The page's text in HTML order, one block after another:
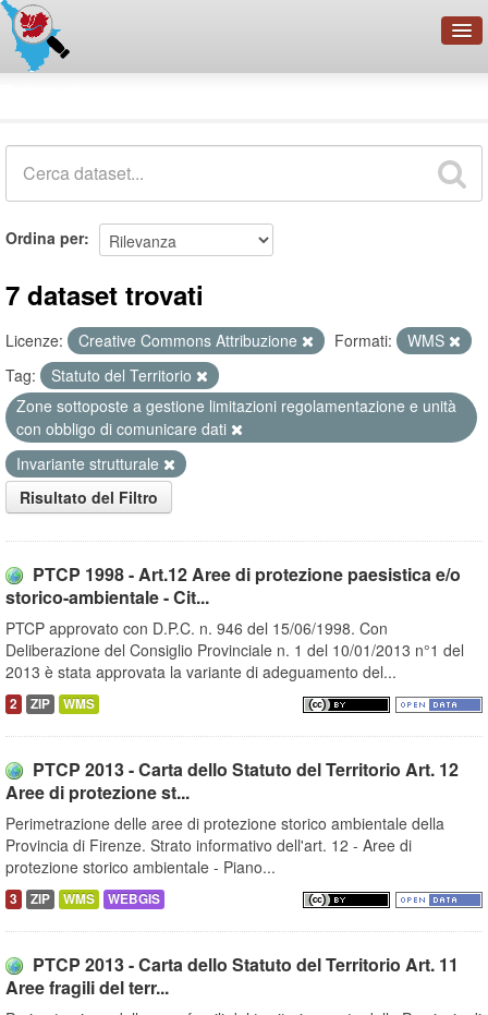
Organizzazioni
Ordina per
7 dataset trovati
Licenze: Creative Commons Attribuzione Formati:
WMS
Tag:
Statuto del Territorio
Zone sottoposte a gestione limitazioni regolamentazione e unità
con obbligo di comunicare dati
Invariante strutturale
Risultato del Filtro
PTCP 1998 - Art.12 Aree di protezione paesistica e/o
storico-ambientale - Cit...
PTCP approvato con D.P.C. n. 946 del 15/06/1998. Con
Deliberazione del Consiglio Provinciale n. 1 del 10/01/2013 n°1 del
2013 è stata approvata la variante di adeguamento del...
2 ZIP WMS
PTCP 2013 - Carta dello Statuto del Territorio Art. 12
Aree di protezione st...
Perimetrazione delle aree di protezione storico ambientale della
Provincia di Firenze. Strato informativo dell'art. 12 - Aree di
protezione storico ambientale - Piano...
3 ZIP WMS WEBGIS
PTCP 2013 - Carta dello Statuto del Territorio Art. 11
Aree fragili del terr...